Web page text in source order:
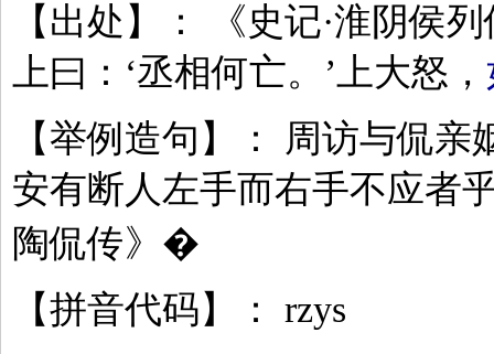
【出处】： 《史记·淮阴侯
上曰：‘丞相何亡。’上大怒，
【举例造句】： 周访与侃亲
安有断人左手而右手不应者
陶侃传》�
【拼音代码】： rzys